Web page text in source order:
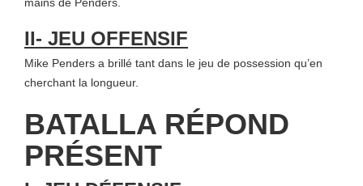
II- JEU OFFENSIF
Mike Penders a brillé tant dans le jeu de possession qu’en
cherchant la longueur.
BATALLA RÉPOND
PRÉSENT